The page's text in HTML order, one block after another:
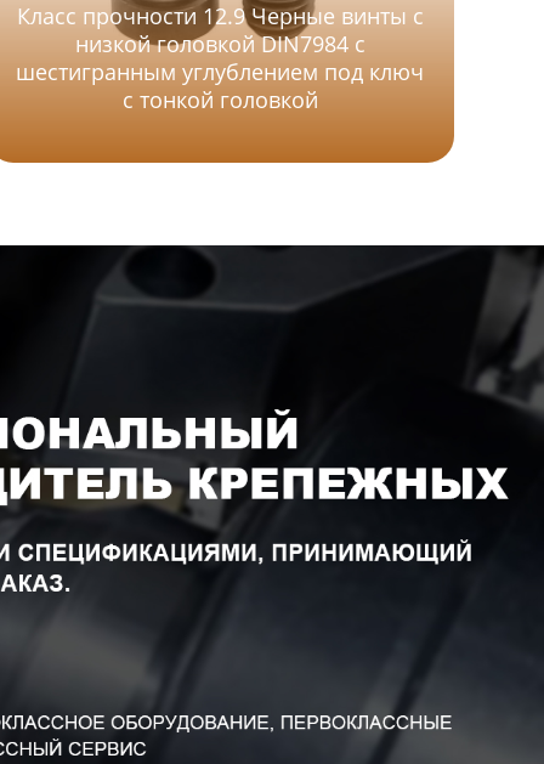
Класс прочности 12.9 Черные винты с
низкой головкой DIN7984 с
шестигранным углублением под ключ
с тонкой головкой